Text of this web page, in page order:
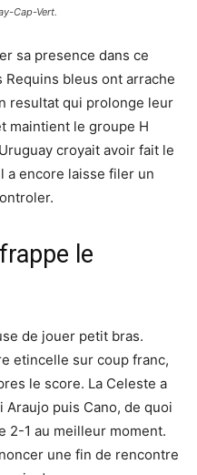
Cap-Vert.
sa presence dans ce
Requins bleus ont arrache
resultat qui prolonge leur
maintient le groupe H
croyait avoir fait le
a encore laisse filer un
le
de jouer petit bras.
etincelle sur coup franc,
le score. La Celeste a
Araujo puis Cano, de quoi
2-1 au meilleur moment.
une fin de rencontre